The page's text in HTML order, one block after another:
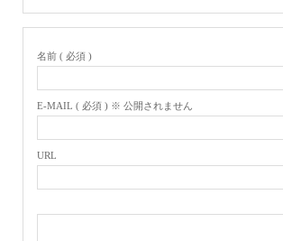
名前 ( 必須 )
E-MAIL ( 必須 ) ※ 公開されません
URL